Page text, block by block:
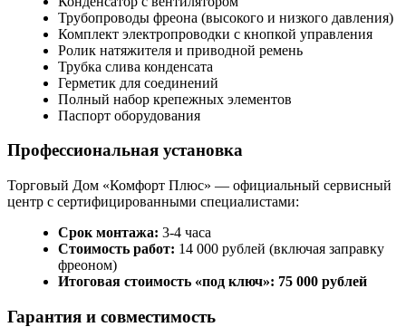
Трубопроводы фреона (высокого и низкого давления)
Комплект электропроводки с кнопкой управления
Ролик натяжителя и приводной ремень
Трубка слива конденсата
Герметик для соединений
Полный набор крепежных элементов
Паспорт оборудования
Профессиональная установка
Торговый Дом «Комфорт Плюс» — официальный сервисный
центр с сертифицированными специалистами:
Срок монтажа: 3-4 часа
Стоимость работ: 14 000 рублей (включая заправку
фреоном)
Итоговая стоимость «под ключ»: 75 000 рублей
Гарантия и совместимость